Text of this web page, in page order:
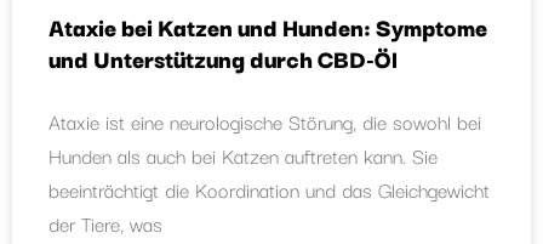
Ataxie bei Katzen und Hunden: Symptome
und Unterstützung durch CBD-Öl
Ataxie ist eine neurologische Störung, die sowohl bei
Hunden als auch bei Katzen auftreten kann. Sie
beeinträchtigt die Koordination und das Gleichgewicht
der Tiere, was